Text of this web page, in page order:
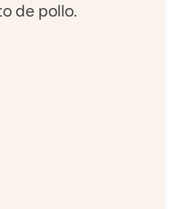
de pollo.